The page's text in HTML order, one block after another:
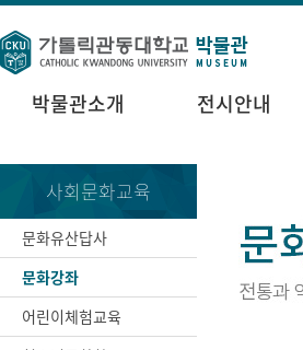
박물관소개 전시안내
사회문화교육
문화유산답사
문화강좌
어린이체험교육